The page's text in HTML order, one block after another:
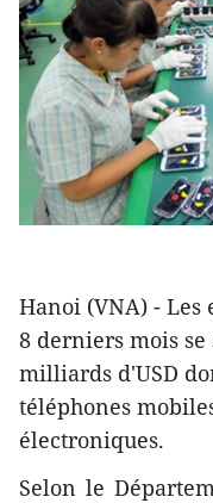
Hanoi (VNA) - Les
8 derniers mois
milliards d'USD
téléphones
électroniques.
Selon le